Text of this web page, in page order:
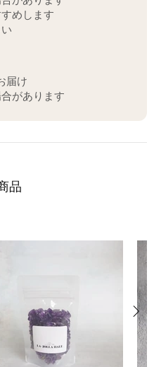
めします
届け
があります
品